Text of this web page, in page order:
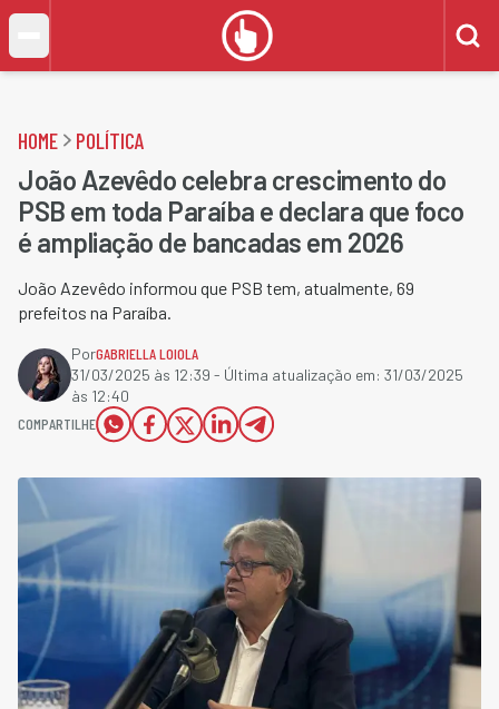
HOME POLÍTICA
João Azevêdo celebra crescimento do
PSB em toda Paraíba e declara que foco
é ampliação de bancadas em 2026
João Azevêdo informou que PSB tem, atualmente, 69
prefeitos na Paraíba.
PorGABRIELLA LOIOLA
31/03/2025 às 12:39 - Última atualização em: 31/03/2025
às 12:40
COMPARTILHE